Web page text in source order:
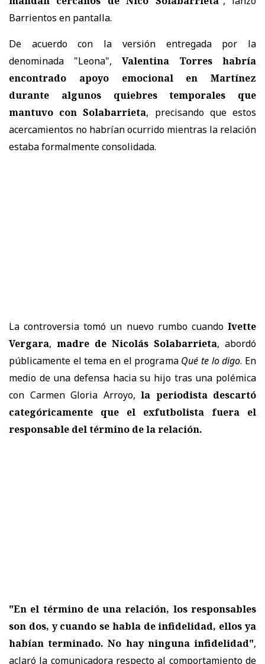
Barrientos en pantalla.
De acuerdo con la versión entregada por la
denominada "Leona", Valentina Torres habría
encontrado apoyo emocional en Martínez
durante algunos quiebres temporales que
mantuvo con Solabarrieta, precisando que estos
acercamientos no habrían ocurrido mientras la relación
estaba formalmente consolidada.
La controversia tomó un nuevo rumbo cuando Ivette
Vergara, madre de Nicolás Solabarrieta, abordó
públicamente el tema en el programa Qué te lo digo. En
medio de una defensa hacia su hijo tras una polémica
con Carmen Gloria Arroyo, la periodista descartó
categóricamente que el exfutbolista fuera el
responsable del término de la relación.
"En el término de una relación, los responsables
son dos, y cuando se habla de infidelidad, ellos ya
habían terminado. No hay ninguna infidelidad",
aclaró la comunicadora respecto al comportamiento de